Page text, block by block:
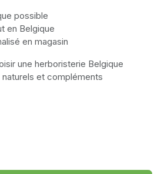
possible
en Belgique
en magasin
une herboristerie Belgique
et compléments